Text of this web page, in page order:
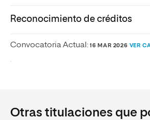
Reconocimiento de créditos
Convocatoria Actual: 16 MAR 2026 VER
Otras titulaciones que